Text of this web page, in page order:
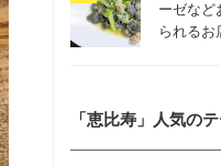
ーゼなど
られるお
「恵比寿」人気の